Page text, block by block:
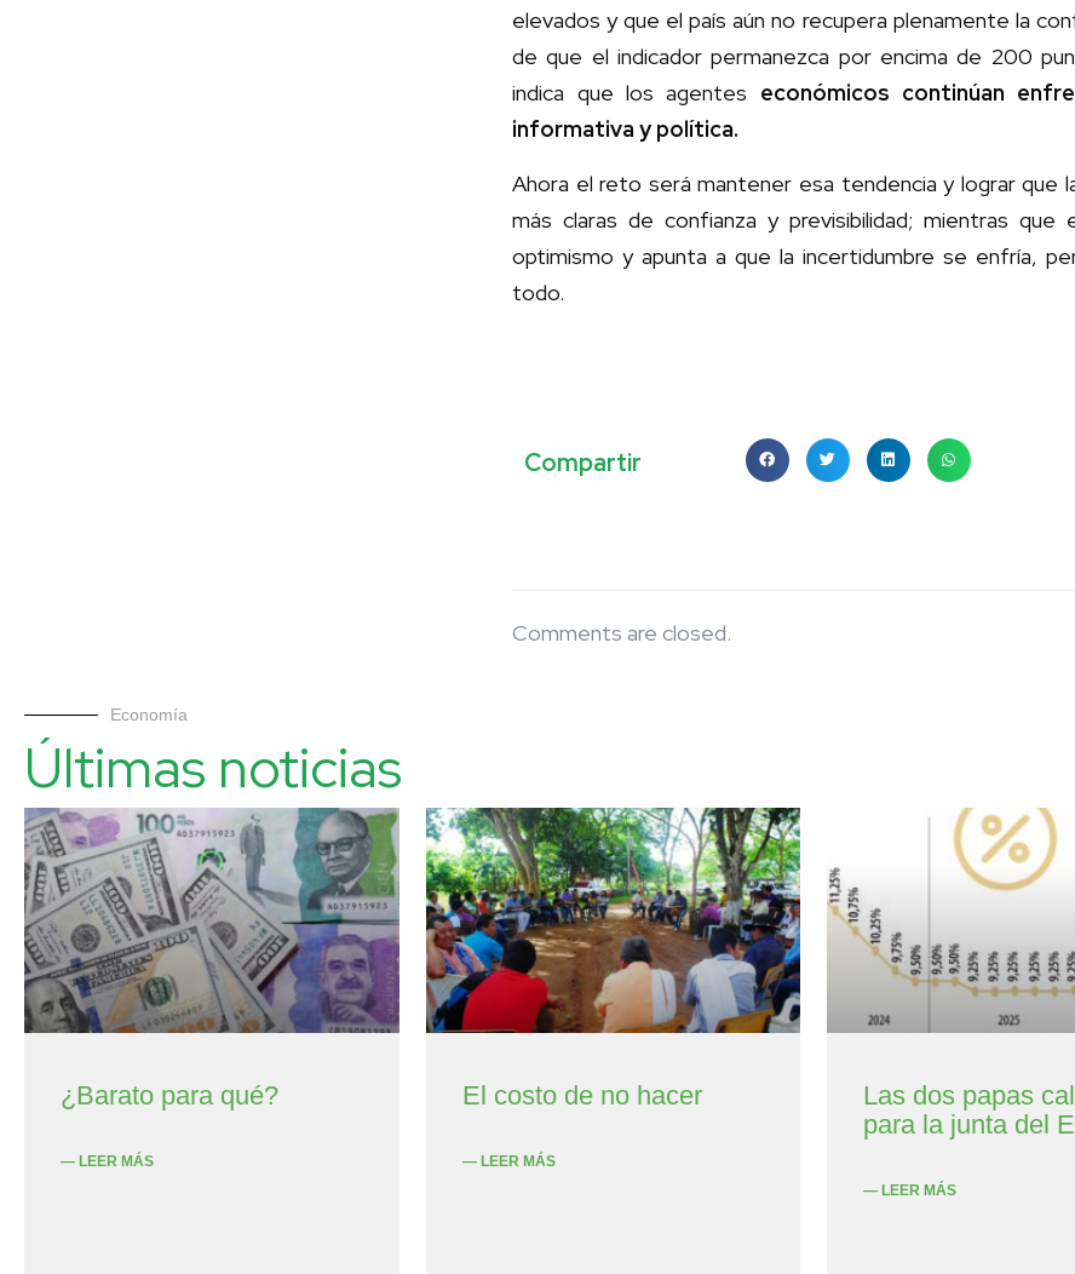
elevados y que el país aún no recupera plenamente la
de que el indicador permanezca por encima de 200
indica que los agentes económicos continúan
informativa y política.
Ahora el reto será mantener esa tendencia y lograr que
más claras de confianza y previsibilidad; mientras
optimismo y apunta a que la incertidumbre se enfría,
todo.
Compartir
Comments are closed.
Economía
Últimas noticias
¿Barato para qué?
— LEER MÁS
El costo de no hacer
— LEER MÁS
Las dos papas
para la junta del
— LEER MÁS